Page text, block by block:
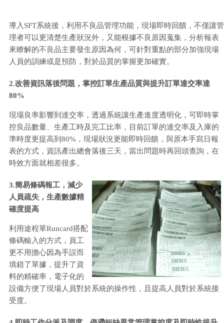
導入SFT系統後，利用不良品管理功能，現場即時回饋，不僅讓管
理者可以更清楚生產狀況外，又能根據不良原因蒐集，分析報表
來瞭解的不良品主要發生原因為何，可針對重點的部分加強現場
人員的訓練或是預防，對於品質的掌握更加確實。
2.改善資訊落後問題，掌控訂單生產品質與提升訂單達交率達
80%
現場良率影響到達交率，透過系統讓生產進度透明化，可即時掌
控良品數量、生產工時及完工比率，目前訂單的達交率及入庫的
準時度更提高到80%，現場狀況更能即時回饋，與原本手寫日報
表的方式，資訊產出總會落後三天，當出問題時再回頭查詢，在
時效方面就相差很多。
3.簡易條碼報工，減少
人員疏失，生產數據精
確度提高
利用途程單Runcard搭配
條碼輸入的方式，員工
更不用擔心因為手誤而
填錯了單據，提升了資
料的精確率，電子化的
設備方便了現場人員對於系統的操作性，且提高人員對於系統接
受度。